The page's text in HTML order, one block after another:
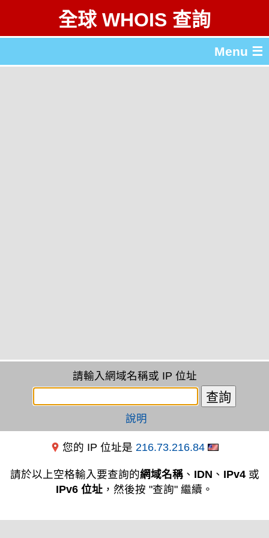
全球 WHOIS 查詢
Menu ☰
請輸入網域名稱或 IP 位址
說明
您的 IP 位址是 216.73.216.84
請於以上空格輸入要查詢的網域名稱、 IDN 、 IPv4或
IPv6 位址 ，然後按 "查詢" 繼續。